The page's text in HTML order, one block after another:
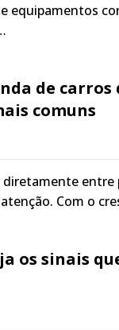
equipamentos
de
comuns
Com o
os sinais